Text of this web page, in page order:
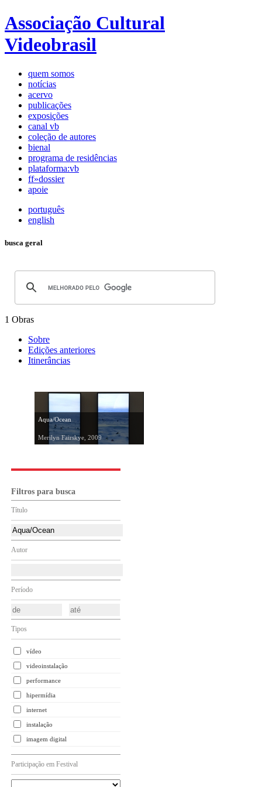
Associação Cultural
Videobrasil
quem somos
notícias
acervo
publicações
exposições
canal vb
coleção de autores
bienal
programa de residências
plataforma:vb
ff»dossier
apoie
português
english
busca geral
1 Obras
Sobre
Edições anteriores
Itinerâncias
Aqua/Ocean
Merilyn Fairskye, 2009
Filtros para busca
Título
Autor
Período
Tipos
vídeo
videoinstalação
performance
hipermídia
internet
instalação
imagem digital
Participação em Festival